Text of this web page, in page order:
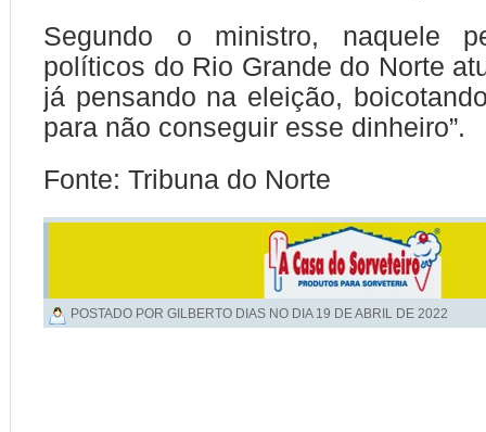
Segundo o ministro, naquele
políticos do Rio Grande do Norte
já pensando na eleição,
para não conseguir esse dinheiro”.
Fonte: Tribuna do Norte
POSTADO POR GILBERTO DIAS NO DIA 19 DE ABRIL DE 2022